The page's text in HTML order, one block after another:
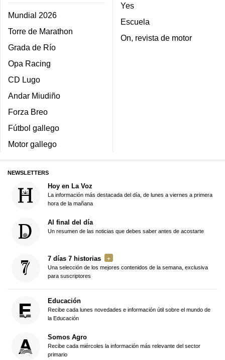
Mundial 2026
Torre de Marathon
Grada de Río
Opa Racing
CD Lugo
Andar Miudiño
Forza Breo
Fútbol gallego
Motor gallego
Yes
Escuela
On, revista de motor
NEWSLETTERS
Hoy en La Voz
La información más destacada del día, de lunes a viernes a primera
hora de la mañana
Al final del día
Un resumen de las noticias que debes saber antes de acostarte
7 días 7 historias
Una selección de los mejores contenidos de la semana, exclusiva
para suscriptores
Educación
Recibe cada lunes novedades e información útil sobre el mundo de
la Educación
Somos Agro
Recibe cada miércoles la información más relevante del sector
primario